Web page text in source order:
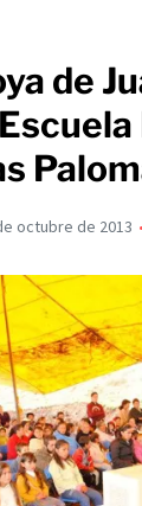
de
octubre de 2013